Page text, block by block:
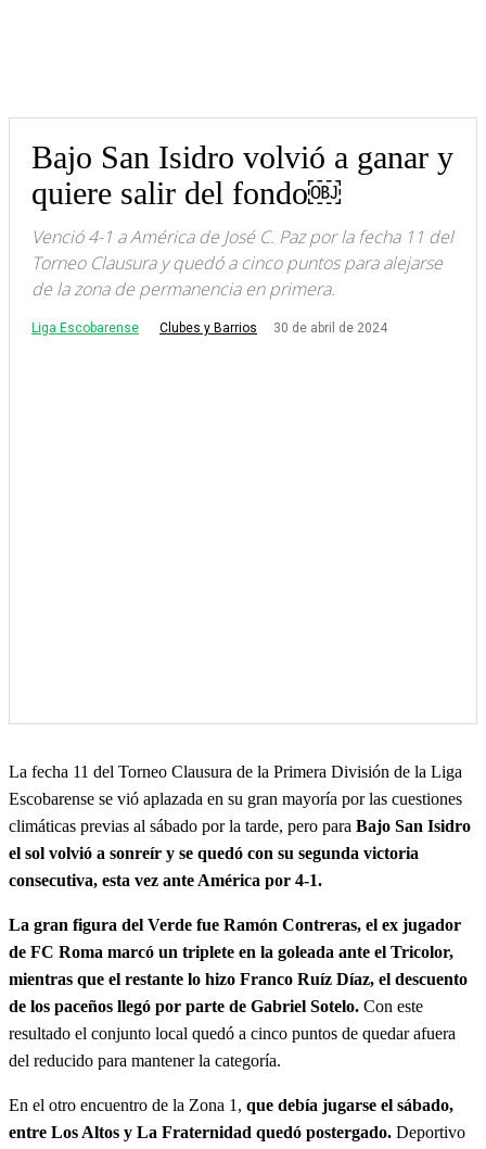
Bajo San Isidro volvió a ganar y
quiere salir del fondo￼
Venció 4-1 a América de José C. Paz por la fecha 11 del
Torneo Clausura y quedó a cinco puntos para alejarse
de la zona de permanencia en primera.
Liga Escobarense Clubes y Barrios 30 de abril de 2024
La fecha 11 del Torneo Clausura de la Primera División de la Liga
Escobarense se vió aplazada en su gran mayoría por las cuestiones
climáticas previas al sábado por la tarde, pero para Bajo San Isidro
el sol volvió a sonreír y se quedó con su segunda victoria
consecutiva, esta vez ante América por 4-1.
La gran figura del Verde fue Ramón Contreras, el ex jugador
de FC Roma marcó un triplete en la goleada ante el Tricolor,
mientras que el restante lo hizo Franco Ruíz Díaz, el descuento
de los paceños llegó por parte de Gabriel Sotelo. Con este
resultado el conjunto local quedó a cinco puntos de quedar afuera
del reducido para mantener la categoría.
En el otro encuentro de la Zona 1, que debía jugarse el sábado,
entre Los Altos y La Fraternidad quedó postergado. Deportivo